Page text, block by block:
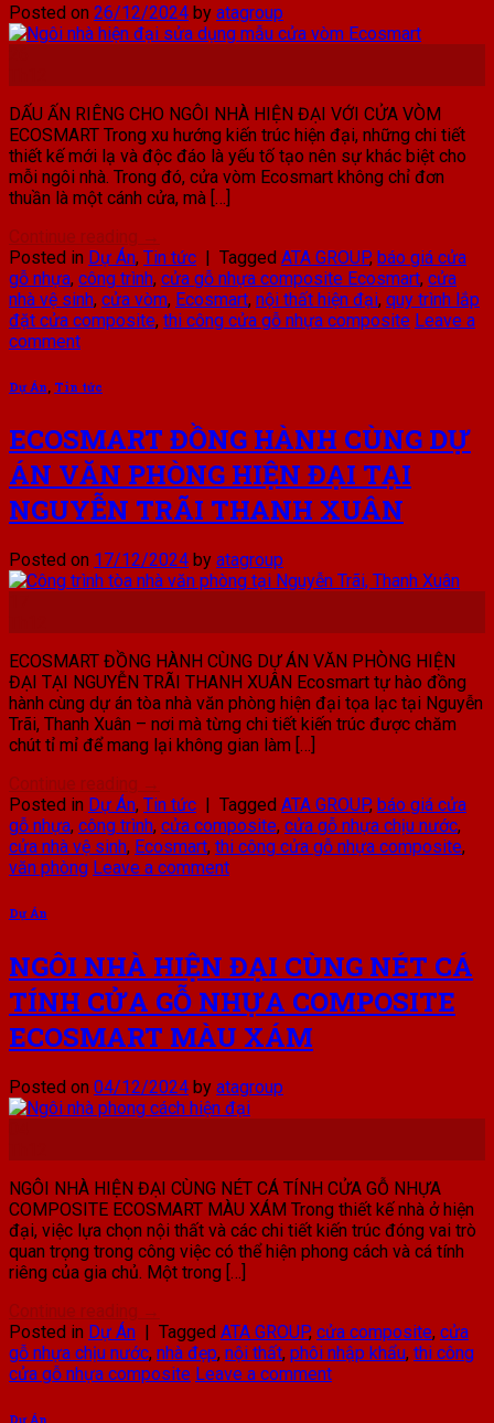
Posted on 26/12/2024 by atagroup
DẤU ẤN RIÊNG CHO NGÔI NHÀ HIỆN ĐẠI VỚI CỬA VÒM
ECOSMART Trong xu hướng kiến trúc hiện đại, những chi tiết
thiết kế mới lạ và độc đáo là yếu tố tạo nên sự khác biệt cho
mỗi ngôi nhà. Trong đó, cửa vòm Ecosmart không chỉ đơn
thuần là một cánh cửa, mà […]
Continue reading →
Posted in Dự Án, Tin tức | Tagged ATA GROUP, báo giá cửa
gỗ nhựa, công trình, cửa gỗ nhựa composite Ecosmart, cửa
nhà vệ sinh, cửa vòm, Ecosmart, nội thất hiện đại, quy trình lắp
đặt cửa composite, thi công cửa gỗ nhựa composite Leave a
comment
Dự Án Tin tức
ECOSMART ĐỒNG HÀNH CÙNG DỰ
ÁN VĂN PHÒNG HIỆN ĐẠI TẠI
NGUYỄN TRÃI THANH XUÂN
Posted on 17/12/2024 by atagroup
ECOSMART ĐỒNG HÀNH CÙNG DỰ ÁN VĂN PHÒNG HIỆN
ĐẠI TẠI NGUYỄN TRÃI THANH XUÂN Ecosmart tự hào đồng
hành cùng dự án tòa nhà văn phòng hiện đại tọa lạc tại Nguyễn
Trãi, Thanh Xuân – nơi mà từng chi tiết kiến trúc được chăm
chút tỉ mỉ để mang lại không gian làm […]
Continue reading →
Posted in Dự Án, Tin tức Tagged ATA GROUP, báo giá cửa
gỗ nhựa, công trình, cửa composite, cửa gỗ nhựa chịu nước,
cửa nhà vệ sinh, Ecosmart, thi công cửa gỗ nhựa composite,
văn phòng Leave a comment
Dự Án
NGÔI NHÀ HIỆN ĐẠI CÙNG NÉT CÁ
TÍNH CỬA GỖ NHỰA COMPOSITE
ECOSMART MÀU XÁM
Posted on 04/12/2024 by atagroup
NGÔI NHÀ HIỆN ĐẠI CÙNG NÉT CÁ TÍNH CỬA GỖ NHỰA
COMPOSITE ECOSMART MÀU XÁM Trong thiết kế nhà ở hiện
đại, việc lựa chọn nội thất và các chi tiết kiến ​​trúc đóng vai trò
quan trọng trong công việc có thể hiện phong cách và cá tính
riêng của gia chủ. Một trong […]
Continue reading →
Posted in Dự Án Tagged ATA GROUP, cửa composite, cửa
gỗ nhựa chịu nước, nhà đẹp, nội thất, phôi nhập khẩu, thi công
cửa gỗ nhựa composite Leave a comment
Dự Án